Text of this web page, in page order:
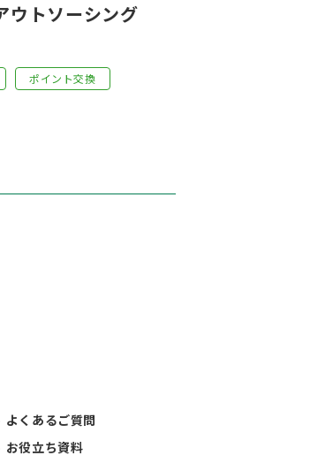
ウトソーシング
ポイント交換
よくあるご質問
お役立ち資料